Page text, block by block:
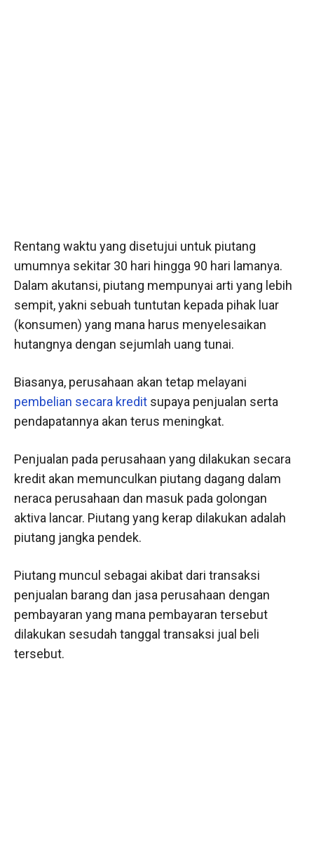
Rentang waktu yang disetujui untuk piutang
umumnya sekitar 30 hari hingga 90 hari lamanya.
Dalam akutansi, piutang mempunyai arti yang lebih
sempit, yakni sebuah tuntutan kepada pihak luar
(konsumen) yang mana harus menyelesaikan
hutangnya dengan sejumlah uang tunai.
Biasanya, perusahaan akan tetap melayani
pembelian secara kredit supaya penjualan serta
pendapatannya akan terus meningkat.
Penjualan pada perusahaan yang dilakukan secara
kredit akan memunculkan piutang dagang dalam
neraca perusahaan dan masuk pada golongan
aktiva lancar. Piutang yang kerap dilakukan adalah
piutang jangka pendek.
Piutang muncul sebagai akibat dari transaksi
penjualan barang dan jasa perusahaan dengan
pembayaran yang mana pembayaran tersebut
dilakukan sesudah tanggal transaksi jual beli
tersebut.